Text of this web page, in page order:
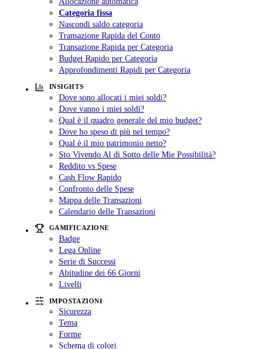
Categoria fissa
Nascondi saldo categoria
Transazione Rapida del Conto
Transazione Rapida per Categoria
Budget Rapido per Categoria
Approfondimenti Rapidi per Categoria
INSIGHTS
Dove sono allocati i miei soldi?
Dove vanno i miei soldi?
Qual è il quadro generale del mio budget?
Dove ho speso di più nel tempo?
Qual è il mio patrimonio netto?
Sto Vivendo Al di Sotto delle Mie Possibilità?
Reddito vs Spese
Cash Flow Rapido
Confronto delle Spese
Mappa delle Transazioni
Calendario delle Transazioni
GAMIFICAZIONE
Badge
Lega Online
Serie di Successi
Abitudine dei 66 Giorni
Livelli
IMPOSTAZIONI
Sicurezza
Tema
Forme
Schema di colori